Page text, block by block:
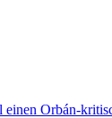
Orbán-